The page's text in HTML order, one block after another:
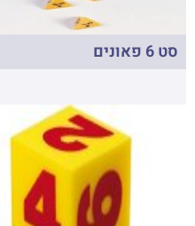
סט 6 פאונים